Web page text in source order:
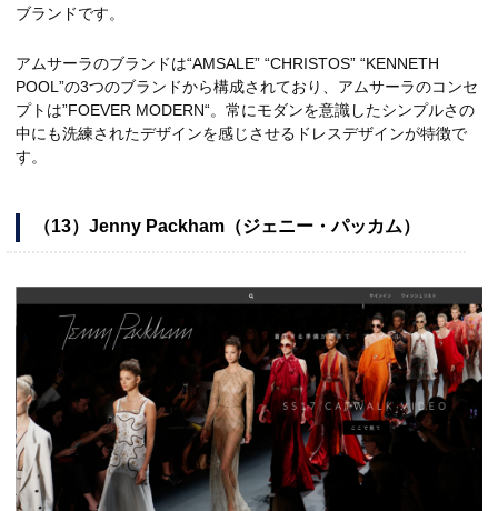
ブランドです。
アムサーラのブランドは“AMSALE” “CHRISTOS” “KENNETH
POOL”の3つのブランドから構成されており、アムサーラのコンセ
プトは”FOEVER MODERN“。常にモダンを意識したシンプルさの
中にも洗練されたデザインを感じさせるドレスデザインが特徴で
す。
（13）Jenny Packham（ジェニー・パッカム）